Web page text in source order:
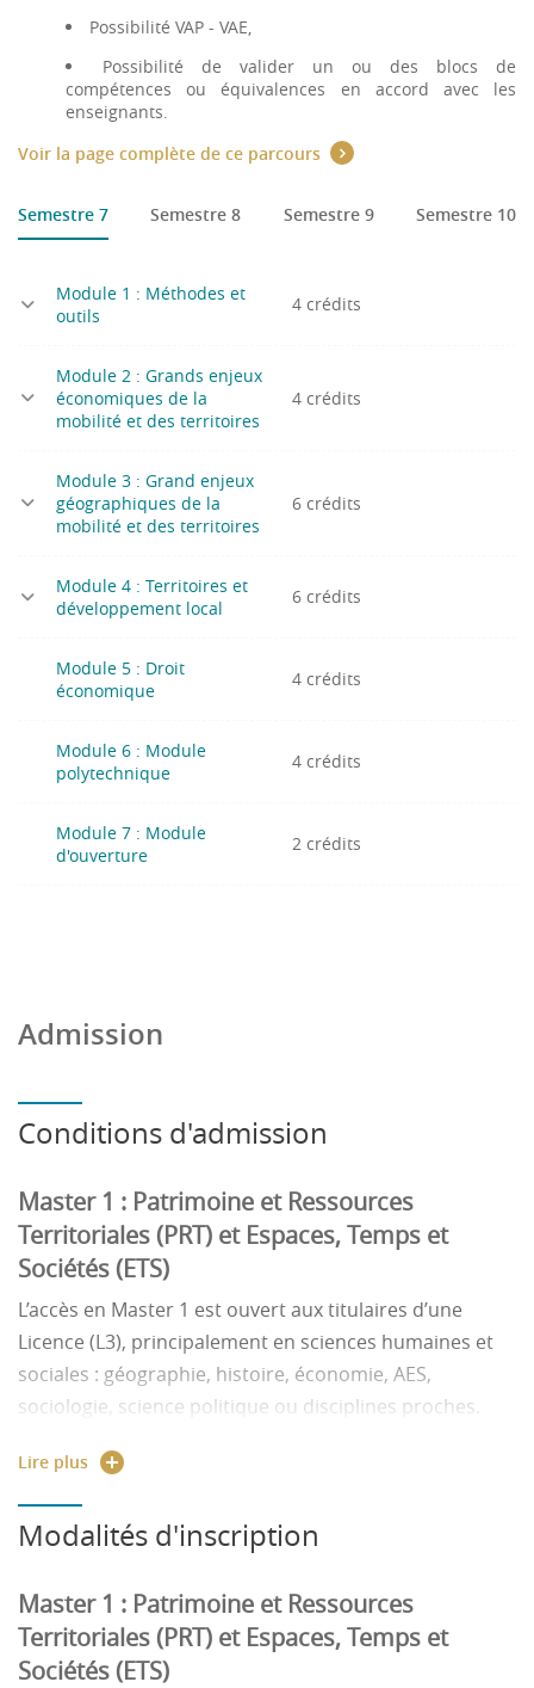
Possibilité VAP - VAE,
Possibilité de valider un ou des blocs de
compétences ou équivalences en accord avec les
enseignants.
Voir la page complète de ce parcours
Semestre 7 Semestre 8 Semestre 9 Semestre 10
Module 1 : Méthodes et
outils
4 crédits
Module 2 : Grands enjeux
économiques de la
mobilité et des territoires
4 crédits
Module 3 : Grand enjeux
géographiques de la
mobilité et des territoires
6 crédits
Module 4 : Territoires et
développement local
6 crédits
Module 5 : Droit
économique
4 crédits
Module 6 : Module
polytechnique
4 crédits
Module 7 : Module
d'ouverture
2 crédits
Admission
Conditions d'admission
Master 1 : Patrimoine et Ressources
Territoriales (PRT) et Espaces, Temps et
Sociétés (ETS)
L’accès en Master 1 est ouvert aux titulaires d’une
Licence (L3), principalement en sciences humaines et
sociales : géographie, histoire, économie, AES,
sociologie, science politique ou disciplines proches.
Les candidatures sont examinées sur la base :
desrésultats académiques
de lacohérence du parcours
Master 2 : Mobilités, Environnement et
Tourisme (MEET) |Développement Local et
Lire plus
Modalités d'inscription
Master 1 : Patrimoine et Ressources
Territoriales (PRT) et Espaces, Temps et
Sociétés (ETS)